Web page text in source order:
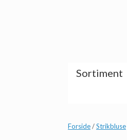
Sortiment
Forside/Strikbluse